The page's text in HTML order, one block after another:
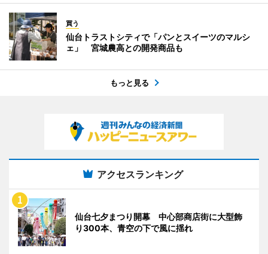
買う
仙台トラストシティで「パンとスイーツのマルシ
ェ」 宮城農高との開発商品も
もっと見る
アクセスランキング
仙台七夕まつり開幕 中心部商店街に大型飾
り300本、青空の下で風に揺れ